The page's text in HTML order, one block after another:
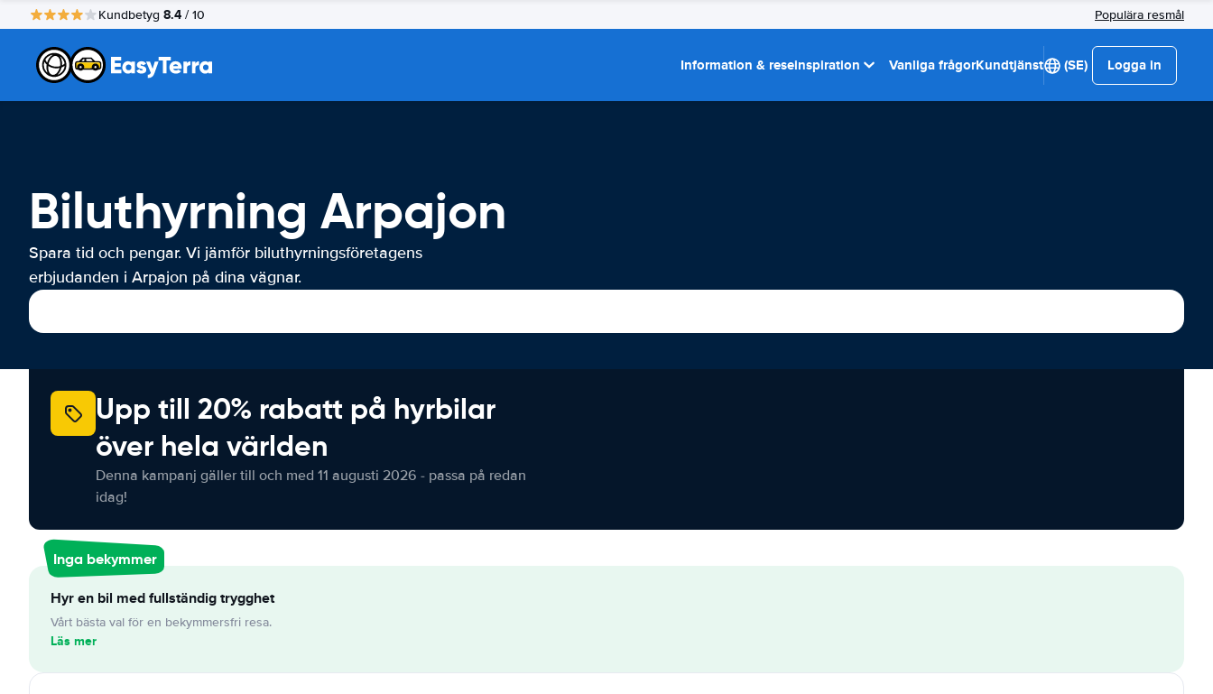
Kundbetyg 8.4 / 10 Populära resmål
Information & reseinspiration Vanliga frågorKundtjänst (SE) Logga in
Biluthyrning Arpajon
Spara tid och pengar. Vi jämför biluthyrningsföretagens
erbjudanden i Arpajon på dina vägnar.
Upp till 20% rabatt på hyrbilar
över hela världen
Denna kampanj gäller till och med 11 augusti 2026 - passa på redan
idag!
Inga bekymmer
Hyr en bil med fullständig trygghet
Vårt bästa val för en bekymmersfri resa.
Läs mer